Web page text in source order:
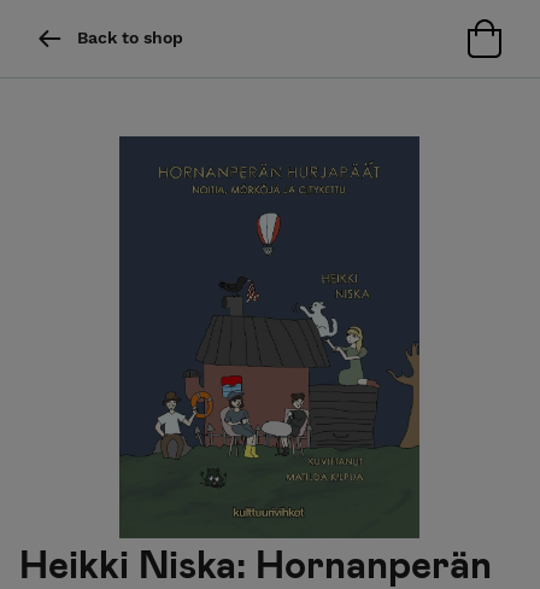
Back to shop
Heikki Niska: Hornanperän